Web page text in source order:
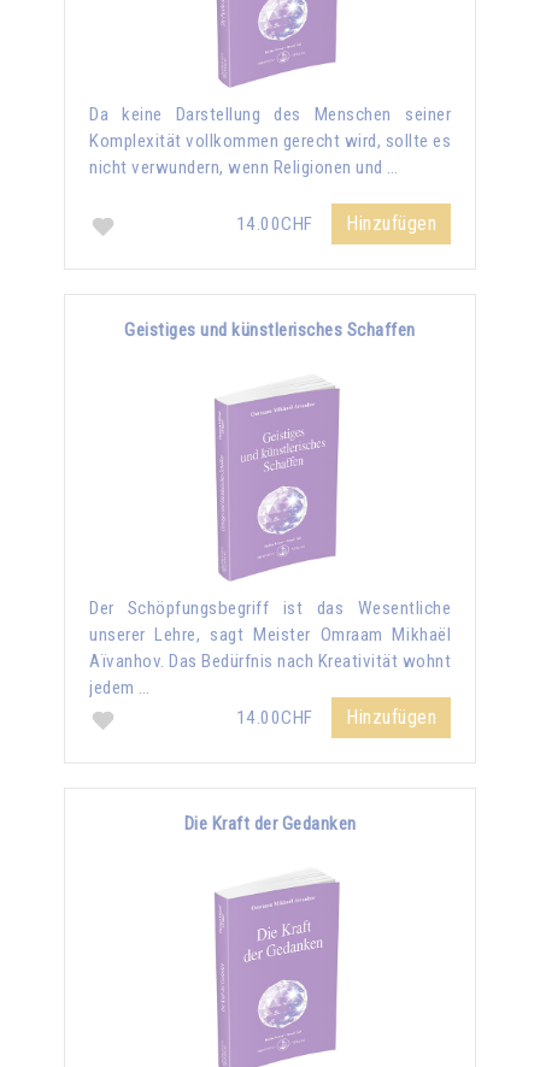
Da keine Darstellung des Menschen seiner
Komplexität vollkommen gerecht wird, sollte es
nicht verwundern, wenn Religionen und …
14.00CHF Hinzufügen
Geistiges und künstlerisches Schaffen
Der Schöpfungsbegriff ist das Wesentliche
unserer Lehre, sagt Meister Omraam Mikhaël
Aïvanhov. Das Bedürfnis nach Kreativität wohnt
jedem …
14.00CHF
Hinzufügen
Die Kraft der Gedanken